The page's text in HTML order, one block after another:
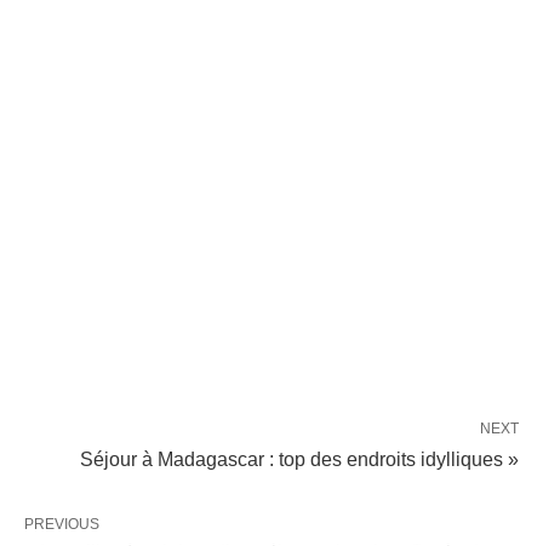
NEXT
Séjour à Madagascar : top des endroits idylliques »
PREVIOUS